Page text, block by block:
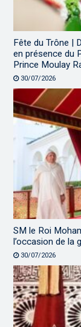
Fête du Trône |
en présence du
Prince Moulay
30/07/2026
SM le Roi
l’occasion de la
30/07/2026